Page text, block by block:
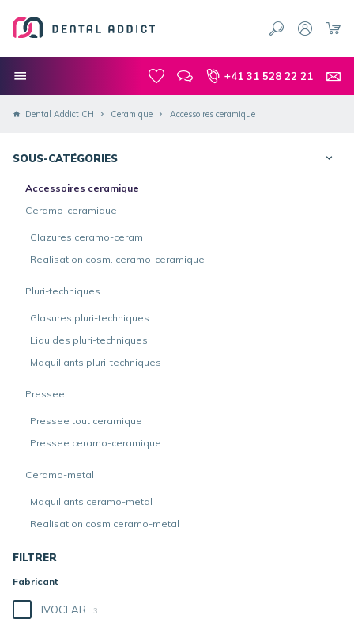
+41 31 528 22 21
Dental Addict CH Ceramique Accessoires ceramique
SOUS-CATÉGORIES
Accessoires ceramique
Ceramo-ceramique
Glazures ceramo-ceram
Realisation cosm. ceramo-ceramique
Pluri-techniques
Glasures pluri-techniques
Liquides pluri-techniques
Maquillants pluri-techniques
Pressee
Pressee tout ceramique
Pressee ceramo-ceramique
Ceramo-metal
Maquillants ceramo-metal
Realisation cosm ceramo-metal
FILTRER
Fabricant
IVOCLAR 3